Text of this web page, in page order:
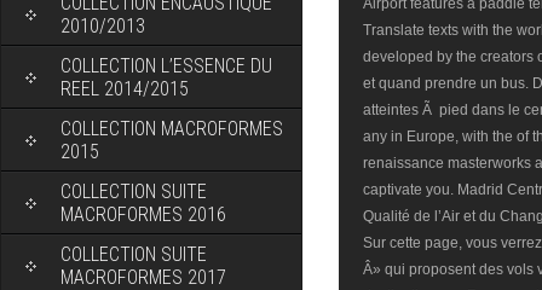
2010/2013
COLLECTION L’ESSENCE DU
REEL 2014/2015
COLLECTION MACROFORMES
2015
COLLECTION SUITE
MACROFORMES 2016
COLLECTION SUITE
MACROFORMES 2017